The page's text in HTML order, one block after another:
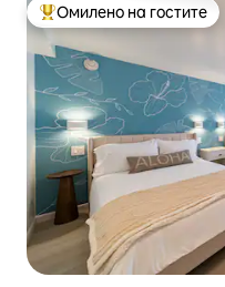
Меѓу најуспешните
Омилено на гостите